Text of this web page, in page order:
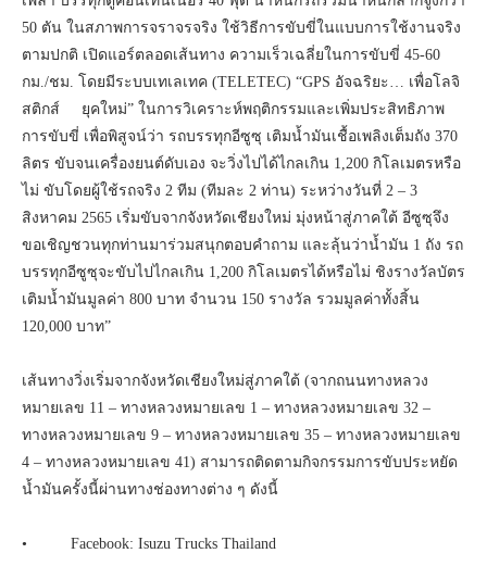
50 ตัน ในสภาพการจราจรจริง ใช้วิธีการขับขี่ในแบบการใช้งานจริง
ตามปกติ เปิดแอร์ตลอดเส้นทาง ความเร็วเฉลี่ยในการขับขี่ 45-60
กม./ชม. โดยมีระบบเทเลเทค (TELETEC) “GPS อัจฉริยะ… เพื่อโลจิ
สติกส์ ยุคใหม่” ในการวิเคราะห์พฤติกรรมและเพิ่มประสิทธิภาพ
การขับขี่ เพื่อพิสูจน์ว่า รถบรรทุกอีซูซุ เติมน้ำมันเชื้อเพลิงเต็มถัง 370
ลิตร ขับจนเครื่องยนต์ดับเอง จะวิ่งไปได้ไกลเกิน 1,200 กิโลเมตรหรือ
ไม่ ขับโดยผู้ใช้รถจริง 2 ทีม (ทีมละ 2 ท่าน) ระหว่างวันที่ 2 – 3
สิงหาคม 2565 เริ่มขับจากจังหวัดเชียงใหม่ มุ่งหน้าสู่ภาคใต้ อีซูซุจึง
ขอเชิญชวนทุกท่านมาร่วมสนุกตอบคำถาม และลุ้นว่าน้ำมัน 1 ถัง รถ
บรรทุกอีซูซุจะขับไปไกลเกิน 1,200 กิโลเมตรได้หรือไม่ ชิงรางวัลบัตร
เติมน้ำมันมูลค่า 800 บาท จำนวน 150 รางวัล รวมมูลค่าทั้งสิ้น
120,000 บาท”
เส้นทางวิ่งเริ่มจากจังหวัดเชียงใหม่สู่ภาคใต้ (จากถนนทางหลวง
หมายเลข 11 – ทางหลวงหมายเลข 1 – ทางหลวงหมายเลข 32 –
ทางหลวงหมายเลข 9 – ทางหลวงหมายเลข 35 – ทางหลวงหมายเลข
4 – ทางหลวงหมายเลข 41) สามารถติดตามกิจกรรมการขับประหยัด
น้ำมันครั้งนี้ผ่านทางช่องทางต่าง ๆ ดังนี้
• Facebook: Isuzu Trucks Thailand